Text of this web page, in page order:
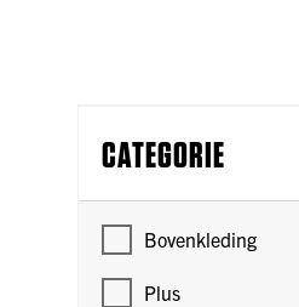
CATEGORIE
Bovenkleding
Plus